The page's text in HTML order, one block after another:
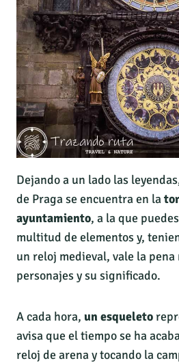
Dejando a un lado las
de Praga se encuentra en la
ayuntamiento, a la que
multitud de elementos y,
un reloj medieval, vale la
personajes y su significado.
A cada hora, un esqueleto
avisa que el tiempo se ha
reloj de arena y tocando la